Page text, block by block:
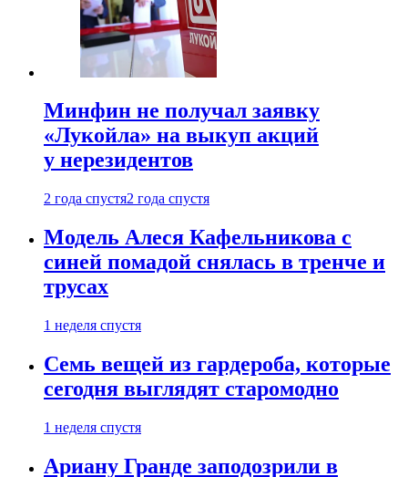
Минфин не получал заявку
«Лукойла» на выкуп акций
у нерезидентов
2 года спустя2 года спустя
Модель Алеся Кафельникова с
синей помадой снялась в тренче и
трусах
1 неделя спустя
Семь вещей из гардероба, которые
сегодня выглядят старомодно
1 неделя спустя
Ариану Гранде заподозрили в